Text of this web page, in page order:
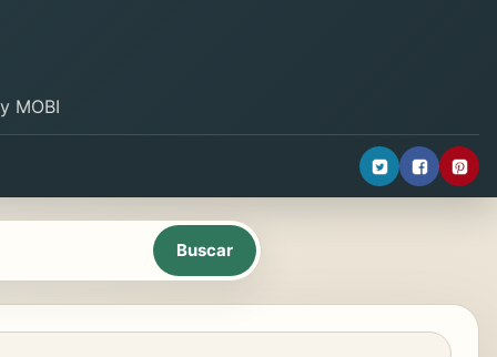
MOBI